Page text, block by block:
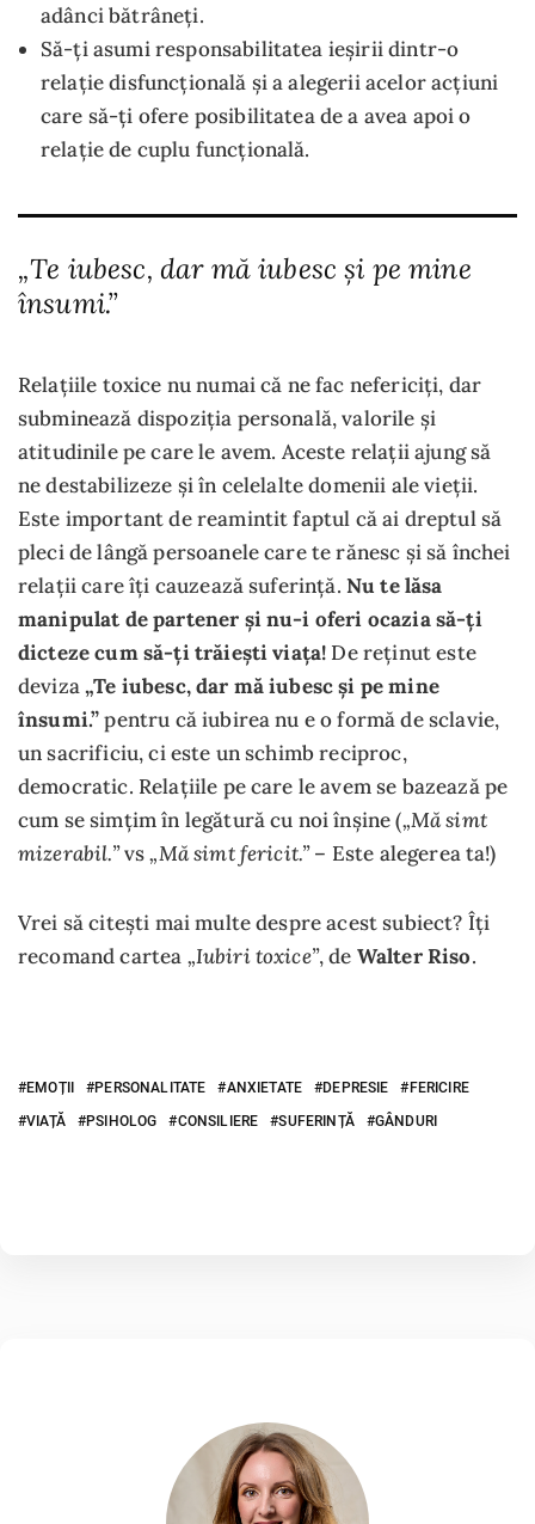
adânci bătrâneți.
Să-ți asumi responsabilitatea ieșirii dintr-o
relație disfuncțională și a alegerii acelor acțiuni
care să-ți ofere posibilitatea de a avea apoi o
relație de cuplu funcțională.
„Te iubesc, dar mă iubesc și pe mine
însumi.”
Relațiile toxice nu numai că ne fac nefericiți, dar
subminează dispoziția personală, valorile și
atitudinile pe care le avem. Aceste relații ajung să
ne destabilizeze și în celelalte domenii ale vieții.
Este important de reamintit faptul că ai dreptul să
pleci de lângă persoanele care te rănesc și să închei
relații care îți cauzează suferință. Nu te lăsa
manipulat de partener și nu-i oferi ocazia să-ți
dicteze cum să-ți trăiești viața! De reținut este
deviza„Te iubesc, dar mă iubesc și pe mine
însumi.”pentru că iubirea nu e o formă de sclavie,
un sacrificiu, ci este un schimb reciproc,
democratic. Relațiile pe care le avem se bazează pe
cum se simțim în legătură cu noi înșine („Mă simt
mizerabil.”vs„Mă simt fericit.”– Este alegerea ta!)
Vrei să citești mai multe despre acest subiect? Îți
recomand cartea „Iubiri toxice”, de Walter Riso.
EMOȚII PERSONALITATE ANXIETATE DEPRESIE
FERICIRE
VIAȚĂ
PSIHOLOG CONSILIERE SUFERINȚĂ GÂNDURI